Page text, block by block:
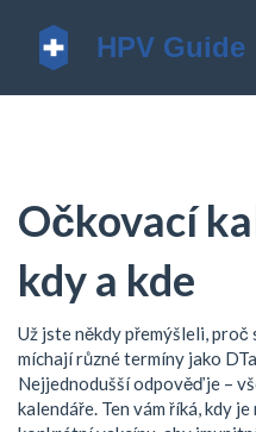
Očkovací
kdy a kde
Už jste někdy přemýšleli, proč
míchají různé termíny jako
Nejjednodušší odpověď je –
kalendáře. Ten vám říká, kdy